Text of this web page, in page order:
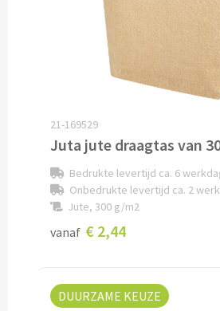
Pen etui's bedrukken
Pennenhouders bedrukken
Overige bureau artikelen
Paraplu's & Poncho's
Paraplu's
Handmatige paraplu's bedrukken
Stormparaplu's bedrukken
21-169529
Juta jute draagtas van
Bedrukte levertijd ca. 6
Onbedrukte levertijd ca. 2
Jute, 300 g/m2
vanaf € 2,44
DUURZAME KEUZE